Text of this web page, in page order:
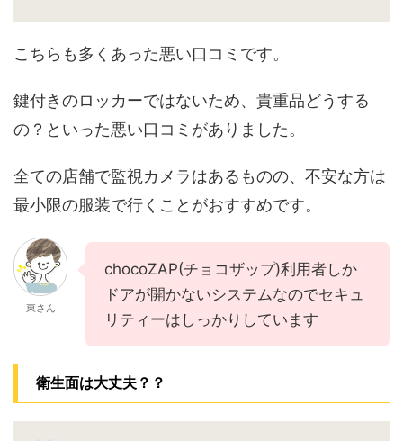
こちらも多くあった悪い口コミです。
鍵付きのロッカーではないため、貴重品どうする
の？といった悪い口コミがありました。
全ての店舗で監視カメラはあるものの、不安な方は
最小限の服装で行くことがおすすめです。
東さん
chocoZAP(チョコザップ)利用者しか
ドアが開かないシステムなのでセキュ
リティーはしっかりしています
衛生面は大丈夫？？